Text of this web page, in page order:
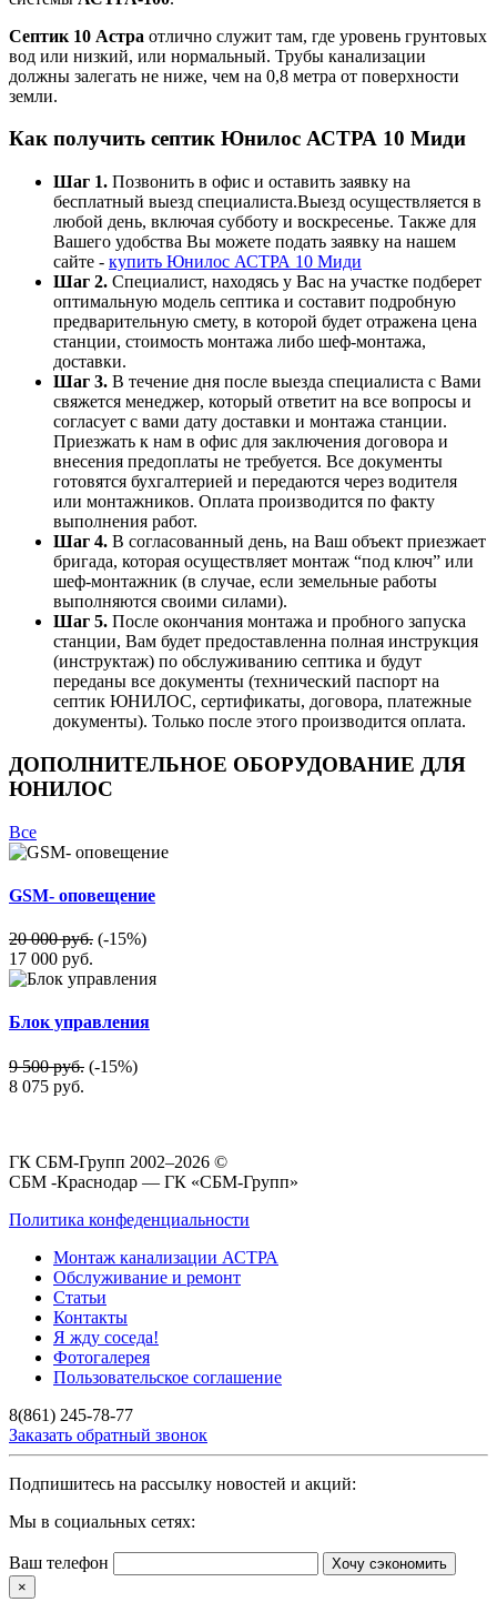
Септик 10 Астра отлично служит там, где уровень грунтовых
вод или низкий, или нормальный. Трубы канализации
должны залегать не ниже, чем на 0,8 метра от поверхности
земли.
Как получить септик Юнилос АСТРА 10 Миди
Шаг 1. Позвонить в офис и оставить заявку на
бесплатный выезд специалиста.Выезд осуществляется в
любой день, включая субботу и воскресенье. Также для
Вашего удобства Вы можете подать заявку на нашем
сайте - купить Юнилос АСТРА 10 Миди
Шаг 2. Специалист, находясь у Вас на участке подберет
оптимальную модель септика и составит подробную
предварительную смету, в которой будет отражена цена
станции, стоимость монтажа либо шеф-монтажа,
доставки.
Шаг 3. В течение дня после выезда специалиста с Вами
свяжется менеджер, который ответит на все вопросы и
согласует с вами дату доставки и монтажа станции.
Приезжать к нам в офис для заключения договора и
внесения предоплаты не требуется. Все документы
готовятся бухгалтерией и передаются через водителя
или монтажников. Оплата производится по факту
выполнения работ.
Шаг 4. В согласованный день, на Ваш объект приезжает
бригада, которая осуществляет монтаж “под ключ” или
шеф-монтажник (в случае, если земельные работы
выполняются своими силами).
Шаг 5. После окончания монтажа и пробного запуска
станции, Вам будет предоставленна полная инструкция
(инструктаж) по обслуживанию септика и будут
переданы все документы (технический паспорт на
септик ЮНИЛОС, сертификаты, договора, платежные
документы). Только после этого производится оплата.
ДОПОЛНИТЕЛЬНОЕ ОБОРУДОВАНИЕ ДЛЯ
ЮНИЛОС
Все
GSM- оповещение
20 000 руб. (-15%)
17 000 руб.
Блок управления
9 500 руб. (-15%)
8 075 руб.
ГК СБМ-Групп 2002–2026 ©
СБМ -Краснодар — ГК «СБМ-Групп»
Политика конфеденциальности
Монтаж канализации АСТРА
Обслуживание и ремонт
Статьи
Контакты
Я жду соседа!
Фотогалерея
Пользовательское соглашение
8(861) 245-78-77
Заказать обратный звонок
Подпишитесь на рассылку новостей и акций:
Мы в социальных сетях:
Ваш телефон
Хочу сэкономить
×